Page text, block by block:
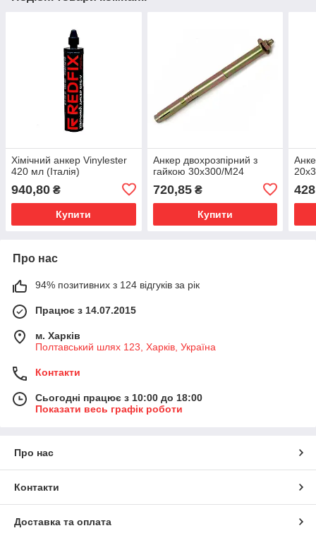
Хімічний анкер Vinylester
420 мл (Італія)
940,80 ₴
Купити
Анкер двохрозпірний з
гайкою 30х300/М24
720,85₴
Купити
Про нас
94% позитивних з 124 відгуків за рік
Працює з 14.07.2015
м. Харків
Полтавський шлях 123, Харків, Україна
Контакти
Сьогодні працює з 10:00 до 18:00
Показати весь графік роботи
Про нас
Контакти
Доставка та оплата